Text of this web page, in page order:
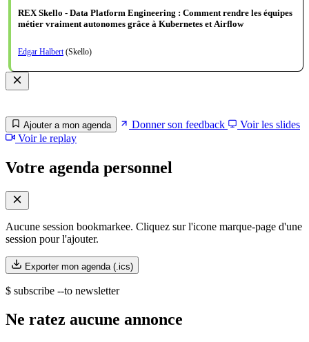
REX Skello - Data Platform Engineering : Comment rendre les équipes
métier vraiment autonomes grâce à Kubernetes et Airflow
Edgar Halbert(Skello)
Ajouter a mon agenda Donner son feedback
Voir les slides
Voir le replay
Votre agenda personnel
Aucune session bookmarkee. Cliquez sur l'icone marque-page d'une
session pour l'ajouter.
Exporter mon agenda (.ics)
$ subscribe --to newsletter
Ne ratez aucune annonce